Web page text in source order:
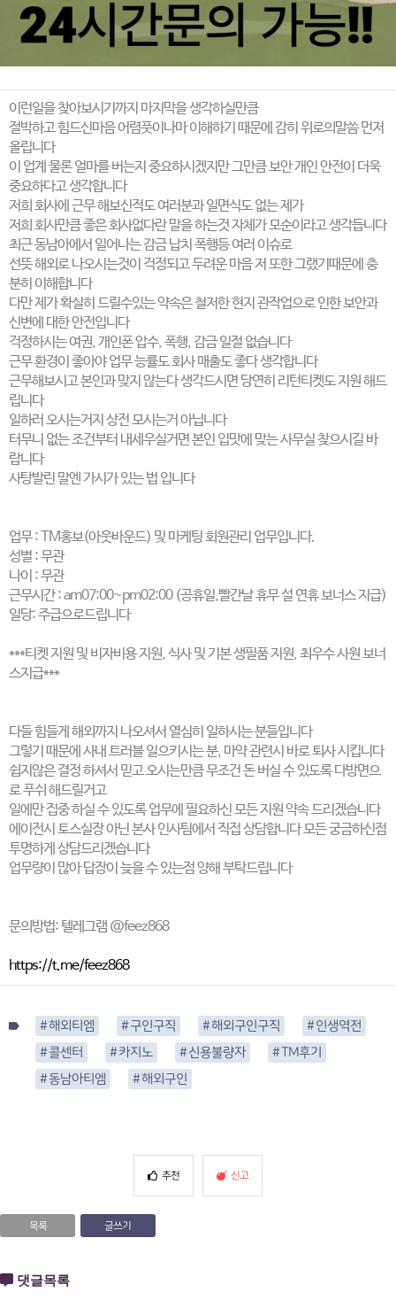
이런일을 찾아보시기까지 마지막을 생각하실만큼
절박하고 힘드신마음 어렴풋이나마 이해하기 때문에 감히 위로의말씀 먼저
올립니다
이 업계 물론 얼마를 버는지 중요하시겠지만 그만큼 보안 개인 안전이 더욱
중요하다고 생각합니다
저희 회사에 근무 해보신적도 여러분과 일면식도 없는 제가
저희 회사만큼 좋은 회사없다란 말을 하는것 자체가 모순이라고 생각듭니다
최근 동남아에서 일어나는 감금 납치 폭행등 여러 이슈로
선뜻 해외로 나오시는것이 걱정되고 두려운 마음 저 또한 그랬기때문에 충
분히 이해합니다
다만 제가 확실히 드릴수있는 약속은 철저한 현지 관작업으로 인한 보안과
신변에 대한 안전입니다
걱정하시는 여권, 개인폰 압수, 폭행, 감금 일절 없습니다
근무 환경이 좋아야 업무 능률도 회사 매출도 좋다 생각합니다
근무해보시고 본인과 맞지 않는다 생각드시면 당연히 리턴티켓도 지원 해드
립니다
일하러 오시는거지 상전 모시는거 아닙니다
터무니 없는 조건부터 내세우실거면 본인 입맛에 맞는 사무실 찾으시길 바
랍니다
사탕발린 말엔 가시가 있는 법 입니다
업무 : TM홍보(아웃바운드) 및 마케팅 회원관리 업무입니다.
성별 : 무관
나이 : 무관
근무시간 : am07:00~pm02:00 (공휴일,빨간날 휴무 설 연휴 보너스 지급)
일당: 주급으로드립니다
***티켓 지원 및 비자비용 지원, 식사 및 기본 생필품 지원, 최우수 사원 보너
스지급***
다들 힘들게 해외까지 나오셔서 열심히 일하시는 분들입니다
그렇기 때문에 사내 트러블 일으키시는 분, 마약 관련시 바로 퇴사 시킵니다
쉽지않은 결정 하셔서 믿고 오시는만큼 무조건 돈 버실 수 있도록 다방면으
로 푸쉬 해드릴거고
일에만 집중 하실 수 있도록 업무에 필요하신 모든 지원 약속 드리겠습니다
에이전시 토스실장 아닌 본사 인사팀에서 직접 상담합니다 모든 궁금하신점
투명하게 상담드리겠습니다
업무량이 많아 답장이 늦을 수 있는점 양해 부탁드립니다
문의방법: 텔레그램 @feez868
https://t.me/feez868
label # 해외티엠 # 구인구직 # 해외구인구직
# 인생역전
# 콜센터
# 카지노 # 신용불량자
# TM후기
# 동남아티엠
# 해외구인
추천 신고
목록 글쓰기
댓글목록